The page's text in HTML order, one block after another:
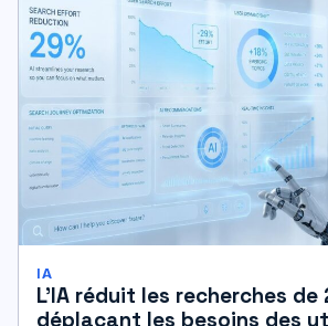
IA
L’IA réduit les recherches
déplaçant les besoins des